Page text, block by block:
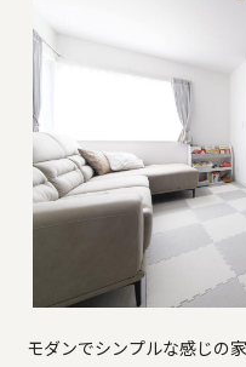
モダンでシンプルな感じの